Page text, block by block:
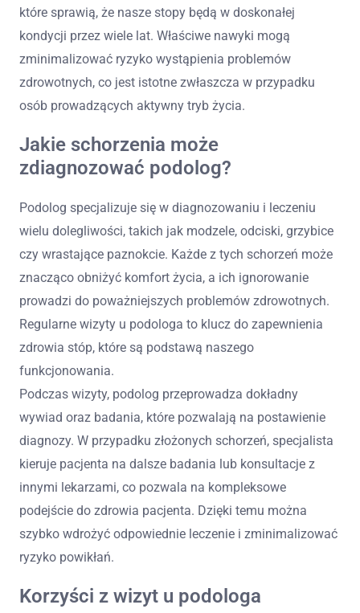
które sprawią, że nasze stopy będą w doskonałej
kondycji przez wiele lat. Właściwe nawyki mogą
zminimalizować ryzyko wystąpienia problemów
zdrowotnych, co jest istotne zwłaszcza w przypadku
osób prowadzących aktywny tryb życia.
Jakie schorzenia może
zdiagnozować podolog?
Podolog specjalizuje się w diagnozowaniu i leczeniu
wielu dolegliwości, takich jak modzele, odciski, grzybice
czy wrastające paznokcie. Każde z tych schorzeń może
znacząco obniżyć komfort życia, a ich ignorowanie
prowadzi do poważniejszych problemów zdrowotnych.
Regularne wizyty u podologa to klucz do zapewnienia
zdrowia stóp, które są podstawą naszego
funkcjonowania.
Podczas wizyty, podolog przeprowadza dokładny
wywiad oraz badania, które pozwalają na postawienie
diagnozy. W przypadku złożonych schorzeń, specjalista
kieruje pacjenta na dalsze badania lub konsultacje z
innymi lekarzami, co pozwala na kompleksowe
podejście do zdrowia pacjenta. Dzięki temu można
szybko wdrożyć odpowiednie leczenie i zminimalizować
ryzyko powikłań.
Korzyści z wizyt u podologa